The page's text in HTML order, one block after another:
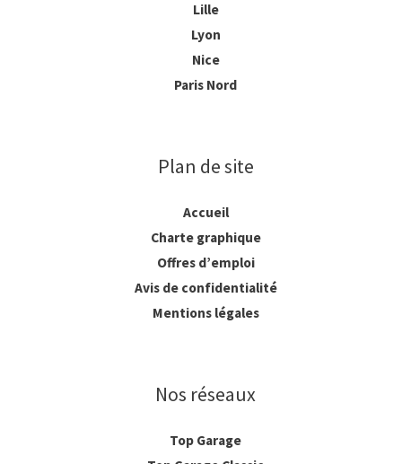
Lille
Lyon
Nice
Paris Nord
Plan de site
Accueil
Charte graphique
Offres d’emploi
Avis de confidentialité
Mentions légales
Nos réseaux
Top Garage